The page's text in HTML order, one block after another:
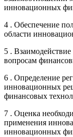
инновационных
4 . Обеспечение
области
5 .
вопросам
6 . Определение
инновационных
финансовых
7 . Оценка
применения
инновационных